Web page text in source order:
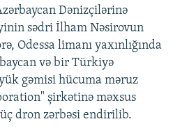
Dənizçilərinə
sədri İlham Nəsirovun
Odessa limanı yaxınlığında
və bir Türkiyə
gəmisi hücuma məruz
şirkətinə məxsus
dron zərbəsi endirilib.